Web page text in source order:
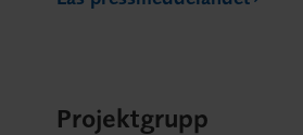
Projektgrupp